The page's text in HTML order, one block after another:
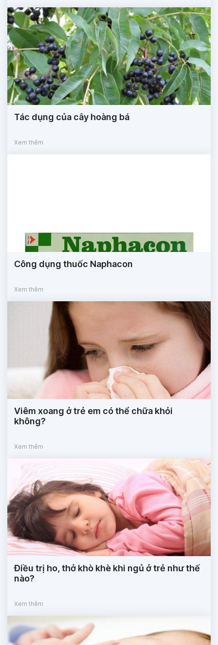
Tác dụng của cây hoàng bá
Xem thêm
Công dụng thuốc Naphacon
Xem thêm
Viêm xoang ở trẻ em có thể chữa khỏi
không?
Xem thêm
Điều trị ho, thở khò khè khi ngủ ở trẻ như thế
nào?
Xem thêm